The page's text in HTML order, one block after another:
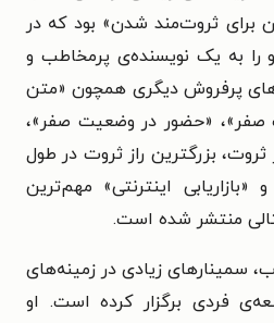
برای ثروت‌مند شدن» بود که در
و او را به یک نویسنده‌ی پرمخاطب و
پرفروش دیگری همچون «متن
صفر»، «حضور در وضعیت صفر»،
بزرگترین راز ثروت در طول
«بازاریابی اینترنتی» مهم‌ترین
منتشر شده است.
سمینارهای زیادی در زمینه‌های
فردی برگزار کرده است. او